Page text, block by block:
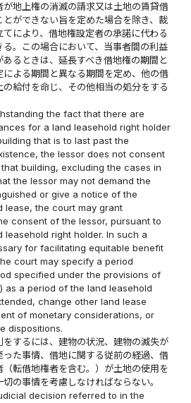
が地上権の消滅の請求又は土地の賃貸借
ができない旨を定めた場合を除き、裁
により、借地権設定者の承諾に代わる
。この場合において、当事者間の利益
るときは、延長すべき借地権の期間と
による期間と異なる期間を定め、他の借
給付を命じ、その他相当の処分をする
the fact that there are
for a land leasehold right holder
that is to last past the
the lessor does not consent
building, excluding the cases in
the lessor may not demand the
or give a notice of the
lease, the court may grant
consent of the lessor, pursuant to
leasehold right holder. In such a
for facilitating equitable benefit
court may specify a period
specified under the provisions of
as a period of the land leasehold
change other land lease
of monetary considerations, or
dispositions.
するには、建物の状況、建物の滅失が
た事情、借地に関する従前の経過、借
転借地権者を含む。）が土地の使用を
の事情を考慮しなければならない。
decision referred to in the